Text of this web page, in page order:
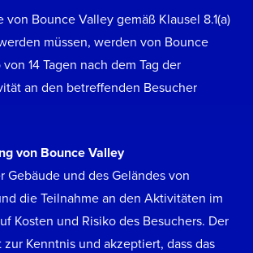
Bounce Valley gemäß Klausel 8.1(a)
müssen, werden von Bounce
14 Tagen nach dem Tag der
an den betreffenden Besucher
von Bounce Valley
Gebäude und des Geländes von
die Teilnahme an den Aktivitäten im
Kosten und Risiko des Besuchers. Der
Kenntnis und akzeptiert, dass das